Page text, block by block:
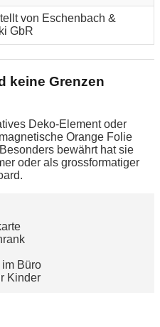
von Eschenbach &
GbR
keine Grenzen
Deko-Element oder
Orange Folie
bewährt hat sie
oder als grossformatiger
im Büro
Kinder